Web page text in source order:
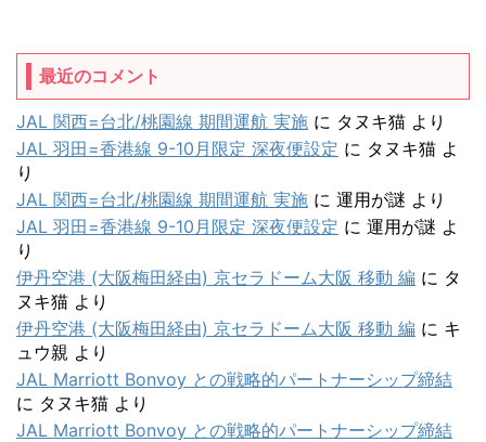
最近のコメント
JAL 関西=台北/桃園線 期間運航 実施 に タヌキ猫 より
JAL 羽田=香港線 9-10月限定 深夜便設定 に タヌキ猫 よ
り
JAL 関西=台北/桃園線 期間運航 実施 に 運用が謎 より
JAL 羽田=香港線 9-10月限定 深夜便設定 に 運用が謎 よ
り
伊丹空港 (大阪梅田経由) 京セラドーム大阪 移動 編 に タ
ヌキ猫 より
伊丹空港 (大阪梅田経由) 京セラドーム大阪 移動 編 に キ
ュウ親 より
JAL Marriott Bonvoy との戦略的パートナーシップ締結
に タヌキ猫 より
JAL Marriott Bonvoy との戦略的パートナーシップ締結